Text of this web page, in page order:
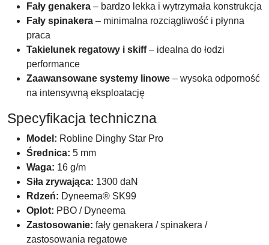
Fały genakera – bardzo lekka i wytrzymała konstrukcja
Fały spinakera – minimalna rozciągliwość i płynna
praca
Takielunek regatowy i skiff– idealna do łodzi
performance
Zaawansowane systemy linowe – wysoka odporność
na intensywną eksploatację
Specyfikacja techniczna
Model: Robline Dinghy Star Pro
Średnica: 5 mm
Waga: 16 g/m
Siła zrywająca: 1300 daN
Rdzeń: Dyneema® SK99
Oplot: PBO / Dyneema
Zastosowanie: fały genakera / spinakera /
zastosowania regatowe